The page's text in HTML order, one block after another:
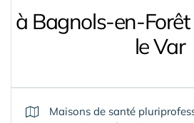
à Bagnols-en-
le Var
Maisons de santé